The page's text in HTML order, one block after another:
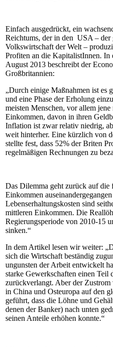
Einfach ausgedrückt, ein
Reichtums, der in den USA – der
Volkswirtschaft der Welt –
Profiten an die KapitalistInnen. In
August 2013 beschreibt der
Großbritannien:
„Durch einige Maßnahmen ist es
und eine Phase der Erholung
meisten Menschen, vor allem
Einkommen, davon in ihren
Inflation ist zwar relativ niedrig,
weit hinterher. Eine kürzlich von
stellte fest, dass 52% der Briten
regelmäßigen Rechnungen zu
Das Dilemma geht zurück auf die
Einkommen
Lebenserhaltungskosten sind
mittleren Einkommen. Die
Regierungsperiode von 2010-15
sinken.“
In dem Artikel lesen wir weiter:
sich die Wirtschaft beständig
ungunsten der Arbeit entwickelt
starke Gewerkschaften einen
zurückverlangt. Aber der
in China und Osteuropa auf den
geführt, dass die Löhne und
denen der Banker) nach unten
seinen Anteile erhöhen konnte.“